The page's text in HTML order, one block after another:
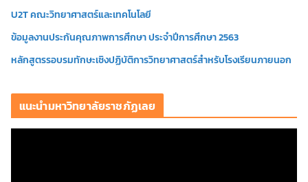
U2T คณะวิทยาศาสตร์และเทคโนโลยี
ข้อมูลงานประกันคุณภาพการศึกษา ประจำปีการศึกษา 2563
หลักสูตรรอบรมทักษะเชิงปฏิบัติการวิทยาศาสตร์สำหรับโรงเรียนภายนอก
แนะนำมหาวิทยาลัยราชภัฏเลย